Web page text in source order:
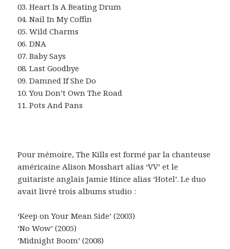
03. Heart Is A Beating Drum
04. Nail In My Coffin
05. Wild Charms
06. DNA
07. Baby Says
08. Last Goodbye
09. Damned If She Do
10. You Don’t Own The Road
11. Pots And Pans
Pour mémoire, The Kills est formé par la chanteuse
américaine Alison Mosshart alias ‘VV’ et le
guitariste anglais Jamie Hince alias ‘Hotel’. Le duo
avait livré trois albums studio :
‘Keep on Your Mean Side’ (2003)
‘No Wow’ (2005)
‘Midnight Boom’ (2008)